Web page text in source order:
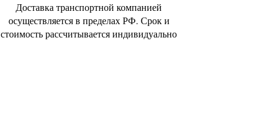
Доставка транспортной компанией
осуществляется в пределах РФ. Срок и
стоимость рассчитывается индивидуально